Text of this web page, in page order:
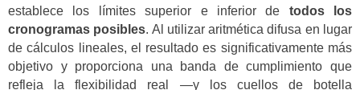
establece los límites superior e inferior de todos los
cronogramas posibles. Al utilizar aritmética difusa en lugar
de cálculos lineales, el resultado es significativamente más
objetivo y proporciona una banda de cumplimiento que
refleja la flexibilidad real —y los cuellos de botella